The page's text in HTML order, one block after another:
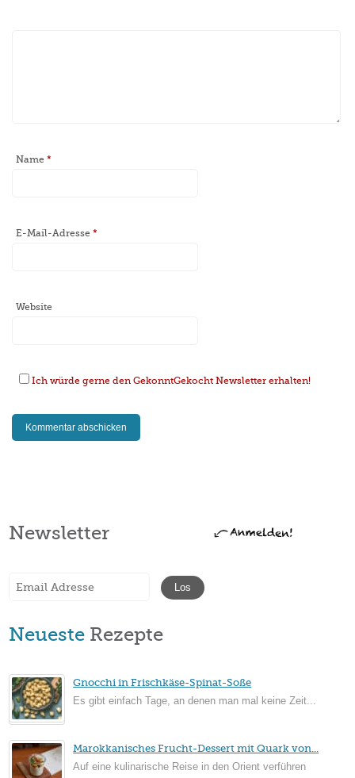
Name*
E-Mail-Adresse*
Website
Ich würde gerne den GekonntGekocht Newsletter erhalten!
Newsletter
Neueste Rezepte
Gnocchi in Frischkäse-Spinat-Soße
Es gibt einfach Tage, an denen man mal keine Zeit...
Marokkanisches Frucht-Dessert mit Quark von...
Auf eine kulinarische Reise in den Orient verführen